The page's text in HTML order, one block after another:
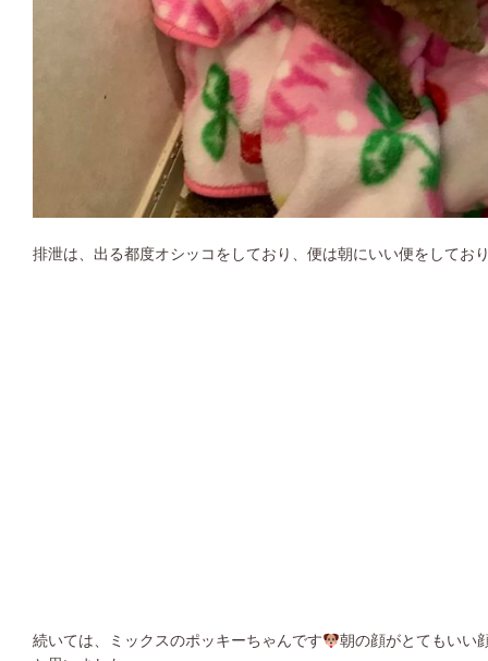
排泄は、出る都度オシッコをしており、便は朝にいい便をしてお
続いては、ミックスのポッキーちゃんです
朝の顔がとてもいい